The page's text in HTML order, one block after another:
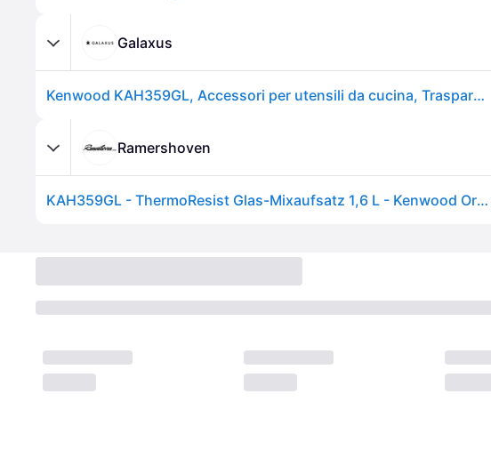
Galaxus
Kenwood KAH359GL, Accessori per utensili da cucina, Trasparente
Ramershoven
KAH359GL - ThermoResist Glas-Mixaufsatz 1,6 L - Kenwood Original...